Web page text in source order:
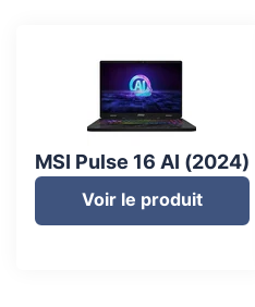
MSI Pulse 16 AI (2024)
Voir le produit